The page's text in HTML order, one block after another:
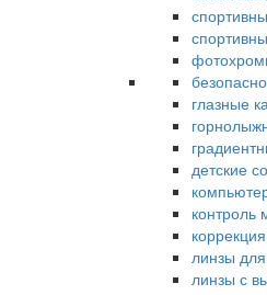
глазные
детские
контроль
линзы
линзы с